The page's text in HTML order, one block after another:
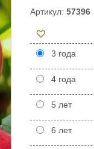
Артикул:57396
3 года
4 года
5 лет
6 лет